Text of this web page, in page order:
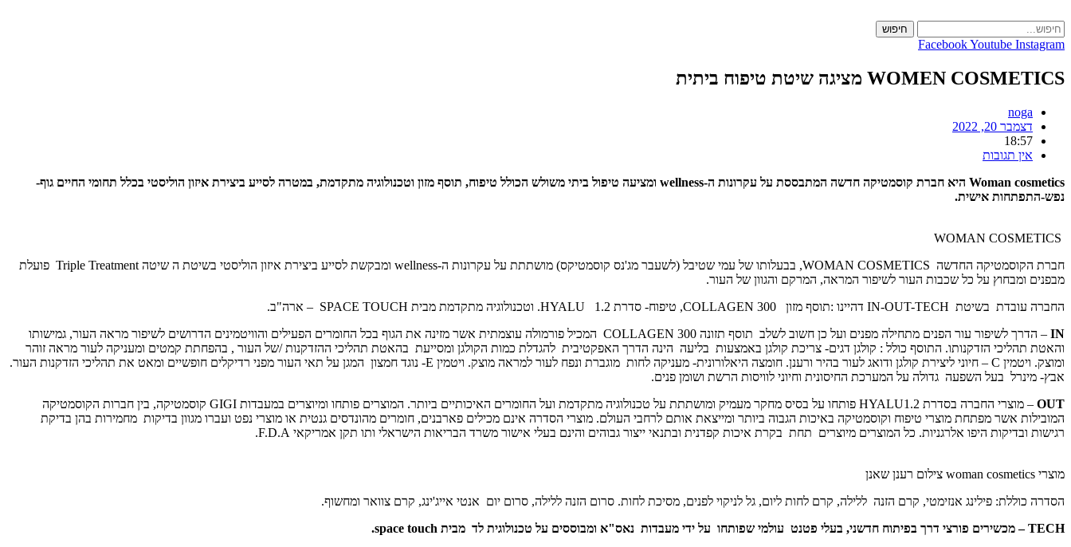
to
content
חיפוש
FacebookYoutube Instagram
WOMEN COSMETICS מציגה שיטת טיפוח ביתית
noga
דצמבר 20, 2022
18:57
אין תגובות
Woman cosmetics היא חברת קוסמטיקה חדשה המתבססת על עקרונות ה-wellness ומציעה טיפול ביתי משולש הכולל טיפוח, תוסף מזון וטכנולוגיה מתקדמת, במטרה לסייע ביצירת איזון הוליסטי בכלל תחומי החיים גוף-
נפש-התפתחות אישית.
חברת הקוסמטיקה החדשה WOMAN COSMETICS, בבעלותו של עמי שטיבל (לשעבר מג'נס קוסמטיקס) מושתתת על עקרונות ה-wellness ומבקשת לסייע ביצירת איזון הוליסטי בשיטת ה שיטה Triple Treatment פועלת
מבפנים ומבחוץ על כל שכבות העור לשיפור המראה, המרקם והגוון של העור.
החברה עובדת בשיטת IN-OUT-TECH דהיינו :תוסף מזון COLLAGEN 300, טיפוח- סדרת 1.2 HYALU. וטכנולוגיה מתקדמת מבית SPACE TOUCH – ארה"ב.
IN
– הדרך לשיפור עור הפנים מתחילה מפנים ועל כן חשוב לשלב תוסף תזונה COLLAGEN 300 המכיל פורמולה עוצמתית אשר מזינה את הגוף בכל החומרים הפעילים והוויטמינים הדרושים לשיפור מראה העור, גמישותו
והאטת תהליכי הזדקנותו. התוסף כולל : קולגן דגים- צריכת קולגן באמצעות בליעה הינה הדרך האפקטיבית להגדלת כמות הקולגן ומסייעת בהאטת תהליכי ההזדקנות /של העור , בהפחתת קמטים ומעניקה לעור מראה זוהר
ומוצק. ויטמין C – חיוני ליצירת קולגן ודואג לעור בהיר ורענן. חומצה היאלורונית- מעניקה לחות מוגברת ונפח לעור למראה מוצק. ויטמין E- נוגד חמצון המגן על תאי העור מפני רדיקלים חופשיים ומאט את תהליכי הזדקנות העור.
אבץ- מינרל בעל השפעה גדולה על המערכת החיסונית וחיוני לוויסות הרשת ושומן פנים.
OUT
– מוצרי החברה בסדרת HYALU1.2 פותחו על בסיס מחקר מעמיק ומושתתת על טכנולוגיה מתקדמת ועל החומרים האיכותיים ביותר. המוצרים פותחו ומיוצרים במעבדות GIGI קוסמטיקה, בין חברות הקוסמטיקה
המובילות אשר מפתחת מוצרי טיפוח וקוסמטיקה באיכות הגבוה ביותר ומייצאת אותם לרחבי העולם. מוצרי הסדרה אינם מכילים פארבנים, חומרים מהונדסים גנטית או מוצרי נפט ועברו מגוון בדיקות מחמירות בהן בדיקת
רגישות ובדיקות היפו אלרגניות. כל המוצרים מיוצרים תחת בקרת איכות קפדנית ובתנאי ייצור גבוהים והינם בעלי אישור משרד הבריאות הישראלי ותו תקן אמריקאי F.D.A.
מוצרי woman cosmetics צילום רענן שאנן
הסדרה כוללת: פילינג אנזימטי, קרם הזנה ללילה, קרם לחות ליום, גל לניקוי לפנים, מסיכת לחות. סרום הזנה ללילה, סרום יום אנטי אייג'ינג, קרם צוואר ומחשוף.
TECH – מכשירים פורצי דרך בפיתוח חדשני, בעלי פטנט עולמי שפותחו על ידי מעבדות נאס"א ומבוססים על טכנולוגית לד מבית space touch.